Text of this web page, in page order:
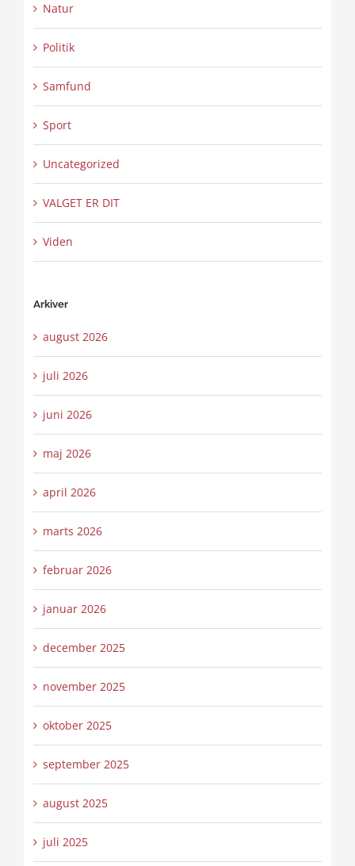
Natur
Politik
Samfund
Sport
Uncategorized
VALGET ER DIT
Viden
Arkiver
august 2026
juli 2026
juni 2026
maj 2026
april 2026
marts 2026
februar 2026
januar 2026
december 2025
november 2025
oktober 2025
september 2025
august 2025
juli 2025